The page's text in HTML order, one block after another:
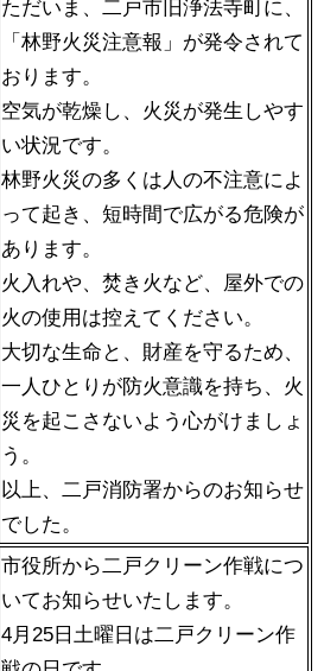
ただいま、二戸市旧浄法寺町に、
「林野火災注意報」が発令されて
おります。
空気が乾燥し、火災が発生しやす
い状況です。
林野火災の多くは人の不注意によ
って起き、短時間で広がる危険が
あります。
火入れや、焚き火など、屋外での
火の使用は控えてください。
大切な生命と、財産を守るため、
一人ひとりが防火意識を持ち、火
災を起こさないよう心がけましょ
う。
以上、二戸消防署からのお知らせ
でした。
市役所から二戸クリーン作戦につ
いてお知らせいたします。
4月25日土曜日は二戸クリーン作